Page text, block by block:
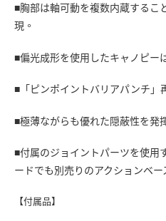
■胸部は軸可動を複数内蔵するこ
現。
■偏光成形を使用したキャノピー
■「ピンポイントバリアパンチ」
■極薄ながらも優れた隠蔽性を発
■付属のジョイントパーツを使用
ードでも別売りのアクションベー
【付属品】